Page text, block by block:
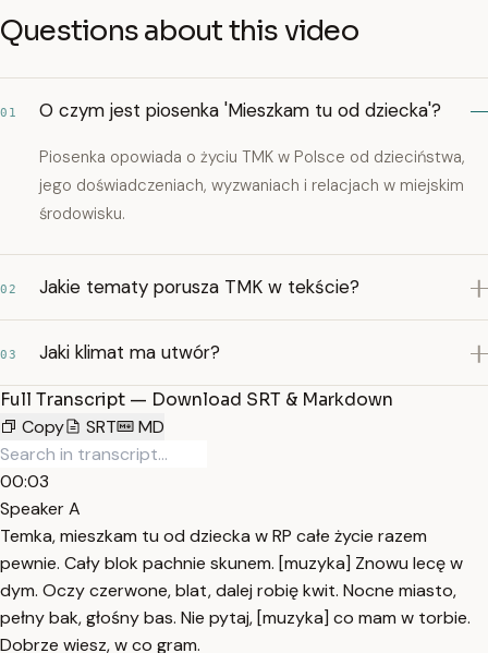
Questions about this video
01 O czym jest piosenka 'Mieszkam tu od dziecka'?
Piosenka opowiada o życiu TMK w Polsce od dzieciństwa,
jego doświadczeniach, wyzwaniach i relacjach w miejskim
środowisku.
02 Jakie tematy porusza TMK w tekście?
03 Jaki klimat ma utwór?
Full Transcript — Download SRT & Markdown
Copy
SRT MD
00:03
Speaker A
Temka, mieszkam tu od dziecka w RP całe życie razem
pewnie. Cały blok pachnie skunem. [muzyka] Znowu lecę w
dym. Oczy czerwone, blat, dalej robię kwit. Nocne miasto,
pełny bak, głośny bas. Nie pytaj, [muzyka] co mam w torbie.
Dobrze wiesz, w co gram.